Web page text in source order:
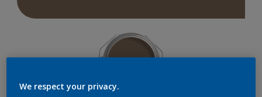
We respect your privacy.